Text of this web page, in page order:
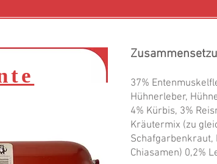
37%
Hühnerleber,
4% Kürbis, 3%
Kräutermix (zu
Schafgarbenkraut,
Chiasamen) 0,2%